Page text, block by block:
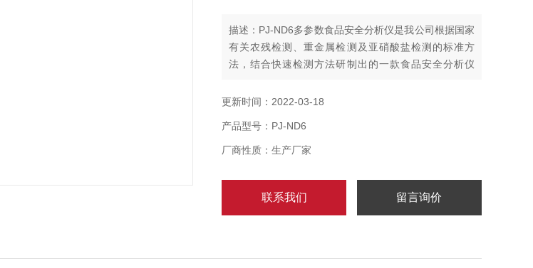
描述：PJ-ND6多参数食品安全分析仪是我公司根据国家
有关农残检测、重金属检测及亚硝酸盐检测的标准方
法，结合快速检测方法研制出的一款食品安全分析仪
更新时间：2022-03-18
产品型号：PJ-ND6
厂商性质：生产厂家
联系我们 留言询价